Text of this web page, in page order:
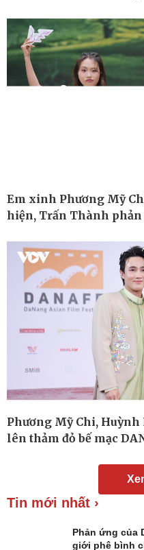
Trải nghiệm
Chuyển đổi số
Em xinh Phương Mỹ
hiện, Trấn Thành phản
Phương Mỹ Chi, Huỳnh
lên thảm đỏ bế mạc
Tin mới nhất ›
Phản ứng của
giới phê bình